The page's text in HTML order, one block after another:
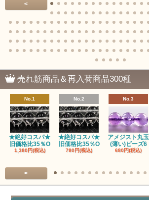
<
売れ筋商品＆再入荷商品300種
No.1
★絶好コスパ★
旧価格比35％O
1,380円(税込)
No.2
★絶好コスパ★
旧価格比35％O
780円(税込)
No.3
アメジスト丸玉
(薄い)ビーズ6
680円(税込)
<